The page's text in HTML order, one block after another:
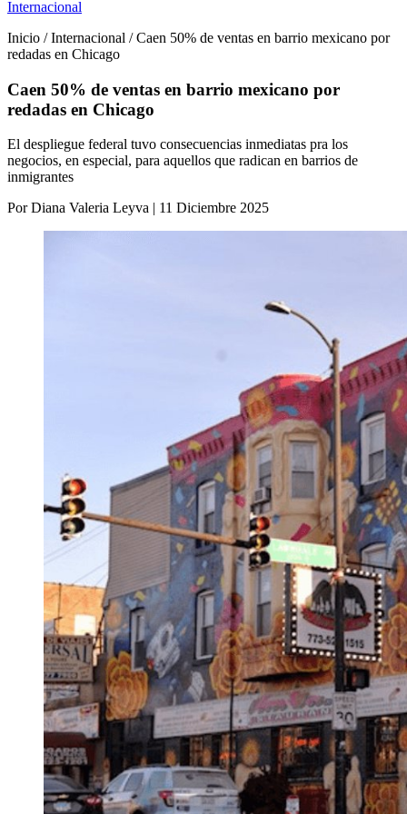
Internacional
Inicio / Internacional / Caen 50% de ventas en barrio mexicano por
redadas en Chicago
Caen 50% de ventas en barrio mexicano por
redadas en Chicago
El despliegue federal tuvo consecuencias inmediatas pra los
negocios, en especial, para aquellos que radican en barrios de
inmigrantes
Por Diana Valeria Leyva | 11 Diciembre 2025